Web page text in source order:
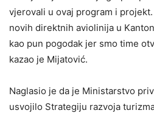
vjerovali u ovaj program i
novih direktnih aviolinija u
kao pun pogodak jer smo time
kazao je Mijatović.
Naglasio je da je Ministarstvo
usvojilo Strategiju razvoja